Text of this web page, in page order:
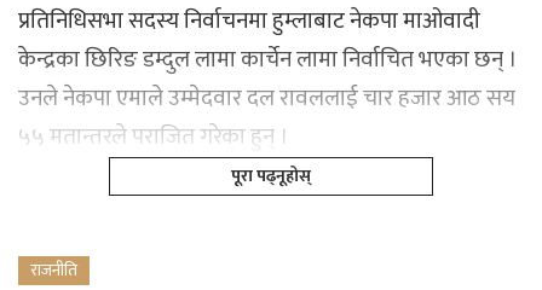
प्रतिनिधिसभा सदस्य निर्वाचनमा हुम्लाबाट नेकपा माओवादी
केन्द्रका छिरिङ डम्दुल लामा कार्चेन लामा निर्वाचित भएका छन् ।
उनले नेकपा एमाले उम्मेदवार दल रावललाई चार हजार आठ सय
५५ मतान्तरले पराजित गरेका हुन् ।
पूरा पढ्नूहोस्
राजनीति